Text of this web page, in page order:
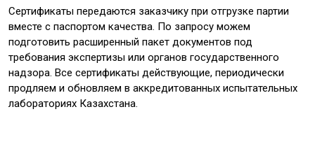
Сертификаты передаются заказчику при отгрузке партии
вместе с паспортом качества. По запросу можем
подготовить расширенный пакет документов под
требования экспертизы или органов государственного
надзора. Все сертификаты действующие, периодически
продляем и обновляем в аккредитованных испытательных
лабораториях Казахстана.